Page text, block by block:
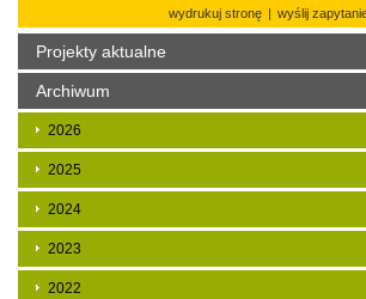
wydrukuj stronę | wyślij
Projekty aktualne
Archiwum
2026
2025
2024
2023
2022